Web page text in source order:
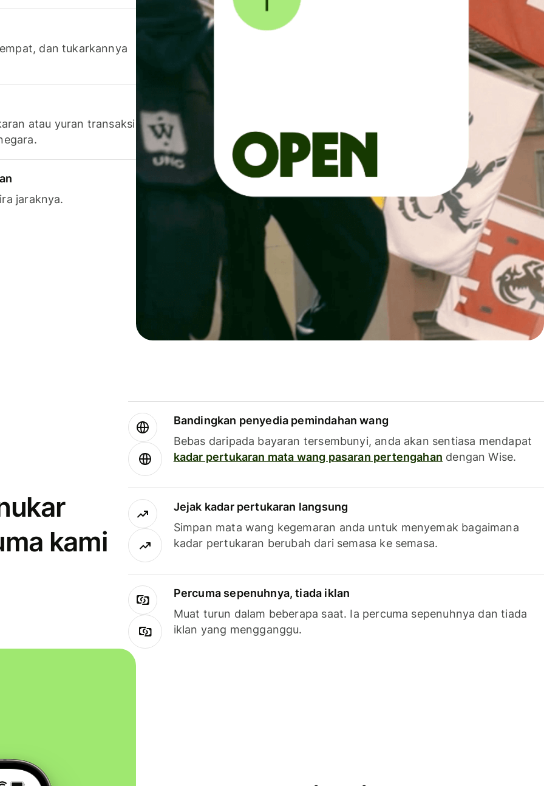
dan tukarkannya
atau yuran transaksi
jaraknya.
kami
Bandingkan penyedia pemindahan wang
Bebas daripada bayaran tersembunyi, anda akan sentiasa mendapat
kadar pertukaran mata wang pasaran pertengahan dengan Wise.
Jejak kadar pertukaran langsung
Simpan mata wang kegemaran anda untuk menyemak bagaimana
kadar pertukaran berubah dari semasa ke semasa.
Percuma sepenuhnya, tiada iklan
Muat turun dalam beberapa saat. Ia percuma sepenuhnya dan tiada
iklan yang mengganggu.